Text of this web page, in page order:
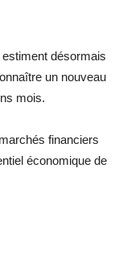
désormais
un nouveau
mois.
financiers
économique de